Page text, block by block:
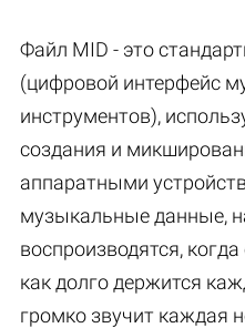
Файл MID - это
(цифровой интерфейс
инструментов),
создания и
аппаратными
музыкальные данные,
воспроизводятся,
как долго держится
громко звучит каждая